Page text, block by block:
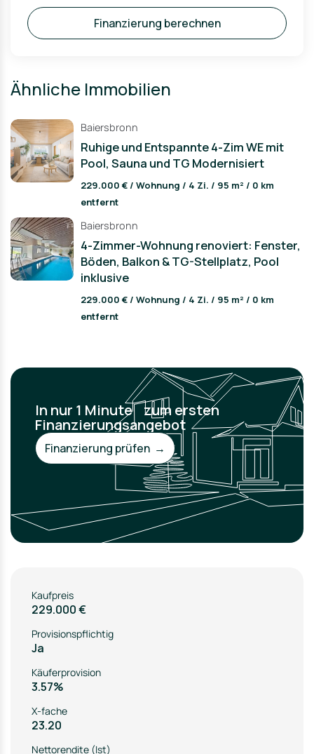
Finanzierung berechnen
Ähnliche Immobilien
Baiersbronn
Ruhige und Entspannte 4-Zim WE mit
Pool, Sauna und TG Modernisiert
229.000 € / Wohnung / 4 Zi. / 95 m² / 0 km
entfernt
Baiersbronn
4-Zimmer-Wohnung renoviert: Fenster,
Böden, Balkon & TG-Stellplatz, Pool
inklusive
229.000 € / Wohnung / 4 Zi. / 95 m² / 0 km
entfernt
In nur 1 Minute zum ersten
Finanzierungsangebot
Finanzierung prüfen →
Kaufpreis
229.000 €
Provisionspflichtig
Ja
Käuferprovision
3.57%
X-fache
23.20
Nettorendite (Ist)